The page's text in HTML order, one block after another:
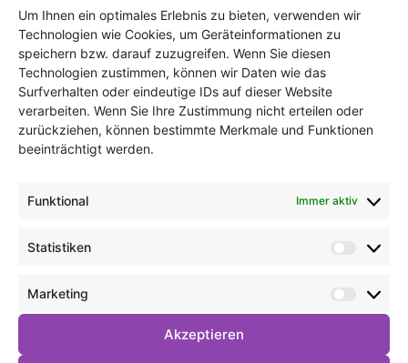
Um Ihnen ein optimales Erlebnis zu bieten, verwenden wir
Technologien wie Cookies, um Geräteinformationen zu
speichern bzw. darauf zuzugreifen. Wenn Sie diesen
Technologien zustimmen, können wir Daten wie das
Surfverhalten oder eindeutige IDs auf dieser Website
verarbeiten. Wenn Sie Ihre Zustimmung nicht erteilen oder
zurückziehen, können bestimmte Merkmale und Funktionen
beeinträchtigt werden.
Funktional Immer aktiv
Statistiken
Marketing
Akzeptieren
Sabria David R